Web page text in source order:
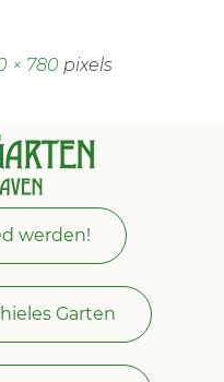
× 780 pixels
werden!
Garten